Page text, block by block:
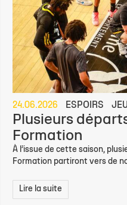
24.06.2026 ESPOIRS
Plusieurs
Formation
À l’issue de cette saison,
Formation partiront vers de
Lire la suite